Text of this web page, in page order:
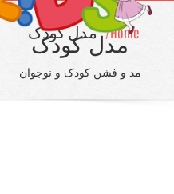
مدل کودک
مد و فشن کودک و نوجوان
مدل کودک